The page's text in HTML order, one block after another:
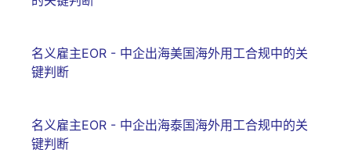
名义雇主EOR - 中企出海美国海外用工合规中的关
键判断
名义雇主EOR - 中企出海泰国海外用工合规中的关
键判断